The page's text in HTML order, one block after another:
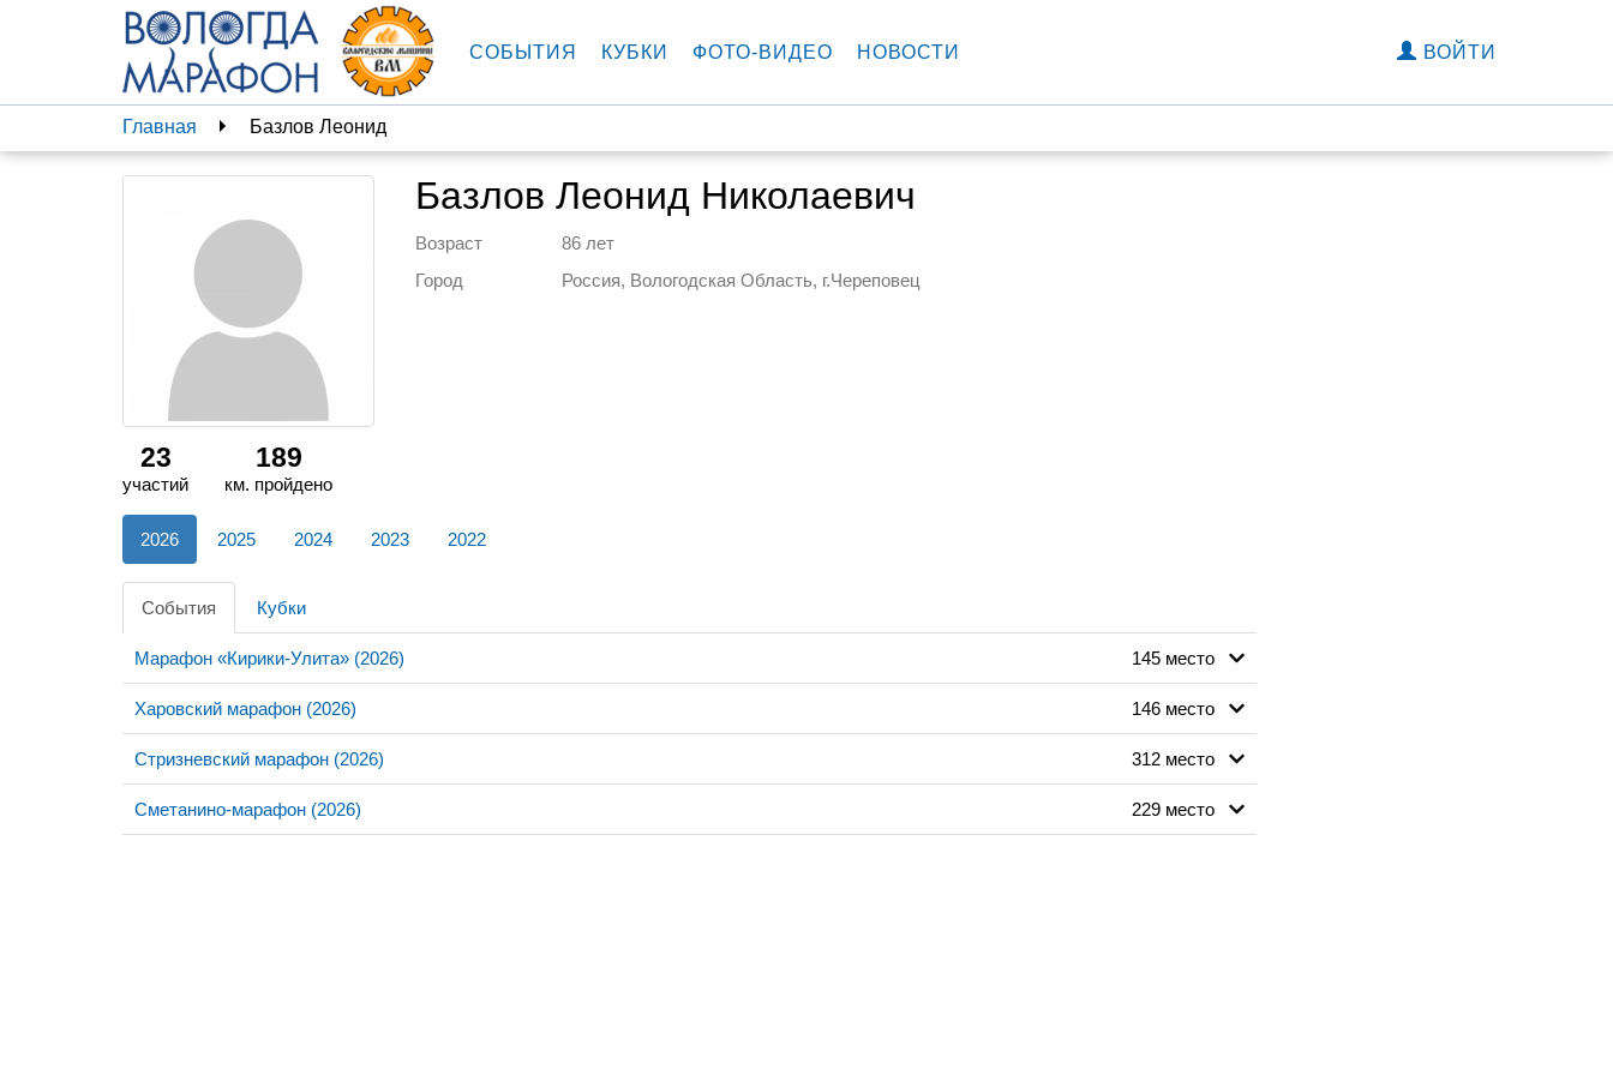
СОБЫТИЯ КУБКИ ФОТО-ВИДЕО НОВОСТИ ВОЙТИ
Главная Базлов Леонид
Базлов Леонид Николаевич
Возраст
86 лет
Город
Россия, Вологодская Область, г.Череповец
23
участий
189
км. пройдено
2026 2025 2024 2023 2022
События Кубки
Марафон «Кирики-Улита» (2026) 145 место
Харовский марафон (2026) 146 место
Стризневский марафон (2026) 312 место
Сметанино-марафон (2026) 229 место